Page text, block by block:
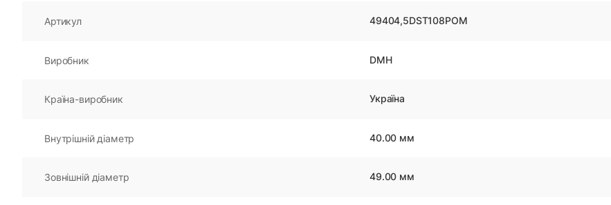
Артикул 49404,5DST108POM
Виробник DMH
Країна-виробник Україна
Внутрішній діаметр 40.00 мм
Зовнішній діаметр 49.00 мм